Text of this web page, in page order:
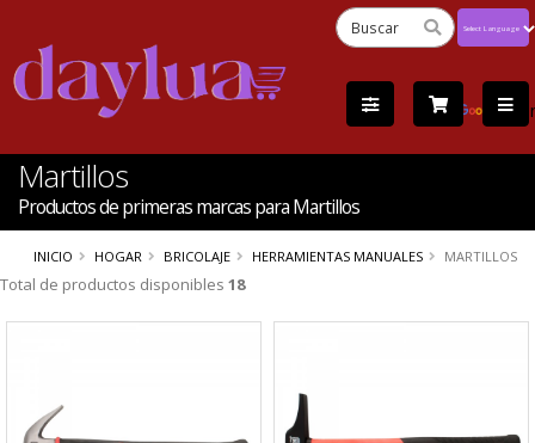
by
Martillos
Productos de primeras marcas para Martillos
INICIO HOGAR BRICOLAJE HERRAMIENTAS MANUALES MARTILLOS
Total de productos disponibles 18